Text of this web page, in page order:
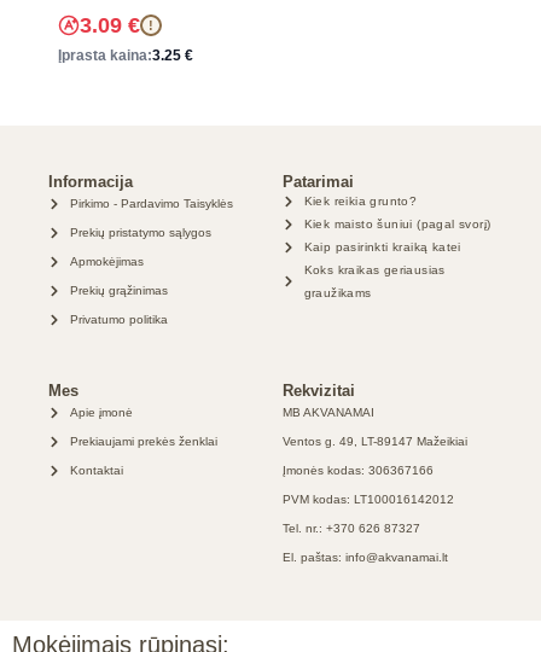
3.09 € !
Įprasta kaina:3.25 €
Informacija
Pirkimo - Pardavimo Taisyklės
Prekių pristatymo sąlygos
Apmokėjimas
Prekių grąžinimas
Privatumo politika
Patarimai
Kiek reikia grunto?
Kiek maisto šuniui (pagal svorį)
Kaip pasirinkti kraiką katei
Koks kraikas geriausias
graužikams
Mes
Apie įmonė
Prekiaujami prekės ženklai
Kontaktai
Rekvizitai
MB AKVANAMAI
Ventos g. 49, LT-89147 Mažeikiai
Įmonės kodas: 306367166
PVM kodas: LT100016142012
Tel. nr.: +370 626 87327
El. paštas: info@akvanamai.lt
Mokėjimais rūpinasi: